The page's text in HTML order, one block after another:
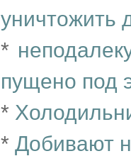
уничтожить
*
пущено под
*
* Добивают